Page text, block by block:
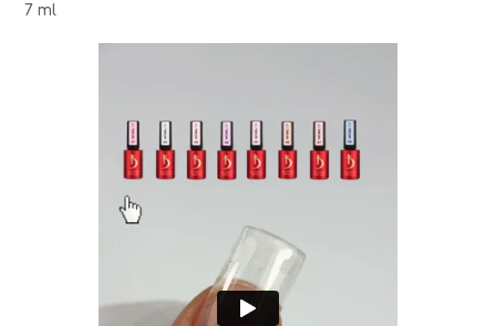
KODI
7 ml